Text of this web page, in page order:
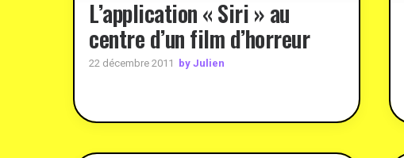
L’application « Siri » au
centre d’un film d’horreur
22 décembre 2011 by Julien